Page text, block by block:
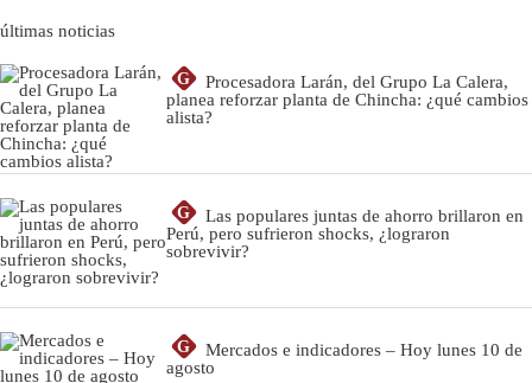
últimas noticias
G
Procesadora Larán, del Grupo La Calera,
planea reforzar planta de Chincha: ¿qué cambios
alista?
G
Las populares juntas de ahorro brillaron en
Perú, pero sufrieron shocks, ¿lograron
sobrevivir?
G
Mercados e indicadores – Hoy lunes 10 de
agosto